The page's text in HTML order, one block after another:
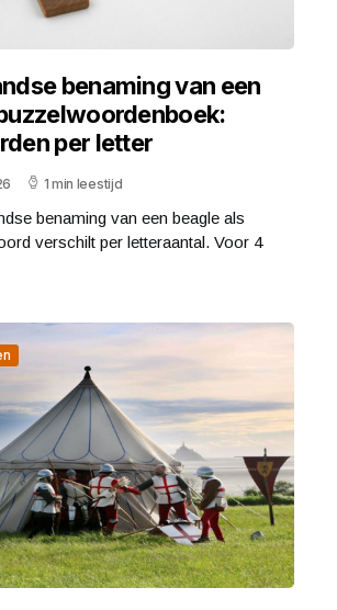
benaming van een
per letter
1 min leestijd
benaming van een beagle als
verschilt per letteraantal. Voor 4